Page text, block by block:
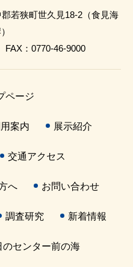
若狭町世久見18-2（食見海
：0770-46-9000
ページ
案内 展示紹介
交通アクセス
へ お問い合わせ
調査研究 新着情報
のセンター前の海